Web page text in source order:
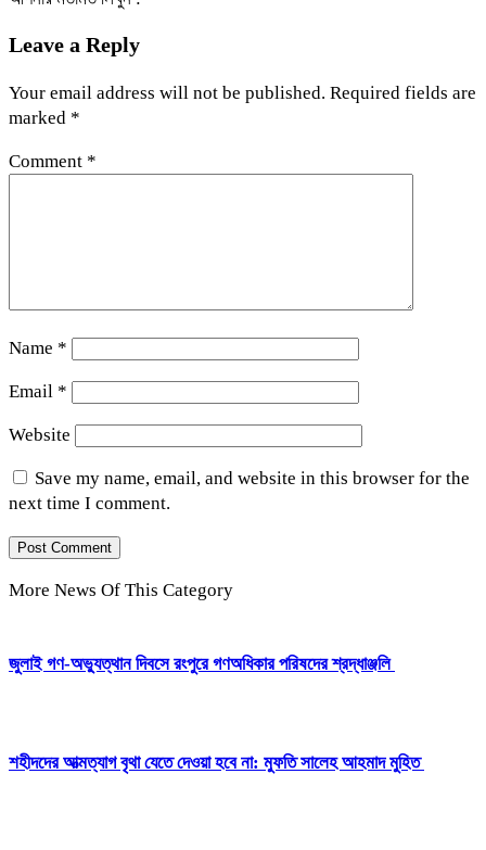
Leave a Reply
Your email address will not be published. Required fields are
marked *
Comment *
Name *
Email *
Website
Save my name, email, and website in this browser for the
next time I comment.
More News Of This Category
‎জুলাই গণ-অভ্যুত্থান দিবসে রংপুরে গণঅধিকার পরিষদের শ্রদ্ধাঞ্জলি ‎
‎শহীদদের আত্মত্যাগ বৃথা যেতে দেওয়া হবে না: মুফতি সালেহ আহমাদ মুহিত ‎